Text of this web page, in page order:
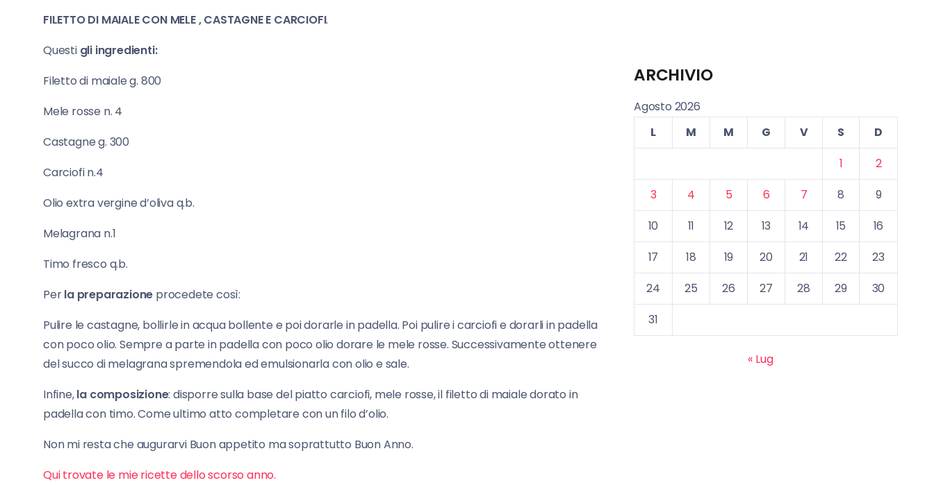
FILETTO DI MAIALE CON MELE , CASTAGNE E CARCIOFI.
Questi gli ingredienti:
Filetto di maiale g. 800
Mele rosse n. 4
Castagne g. 300
Carciofi n.4
Olio extra vergine d’oliva q.b.
Melagrana n.1
Timo fresco q.b.
Perla preparazione procedete così:
Pulire le castagne, bollirle in acqua bollente e poi dorarle in padella. Poi pulire i carciofi e dorarli in padella
con poco olio. Sempre a parte in padella con poco olio dorare le mele rosse. Successivamente ottenere
del succo di melagrana spremendola ed emulsionarla con olio e sale.
Infine,la composizione: disporre sulla base del piatto carciofi, mele rosse, il filetto di maiale dorato in
padella con timo. Come ultimo atto completare con un filo d’olio.
Non mi resta che augurarvi Buon appetito ma soprattutto Buon Anno.
Qui trovate le mie ricette dello scorso anno.
ARCHIVIO
Agosto 2026
L
M M G V S
D
1
2
3
4 5 6 7 8
9
10
11 12 13 14 15
16
17
18 19 20 21 22
23
24
25 26 27 28 29
30
31
« Lug